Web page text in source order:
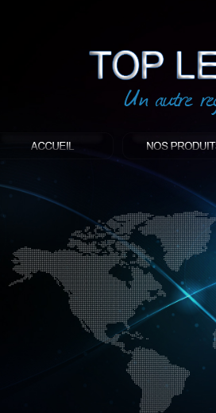
: Top led world
Produit décoratif led
Objet publicitaire led
éclairage blanc led
Enseigne publicitaire
Fabriquant et distributeur français
gamme à base de LED.
led, Topledworld, top led world, top
économie énergie, edf, lumière,